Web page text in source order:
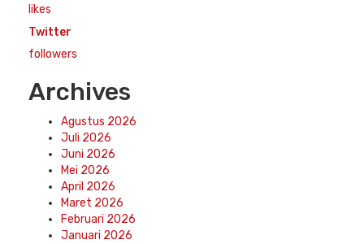
likes
Twitter
followers
Archives
Agustus 2026
Juli 2026
Juni 2026
Mei 2026
April 2026
Maret 2026
Februari 2026
Januari 2026